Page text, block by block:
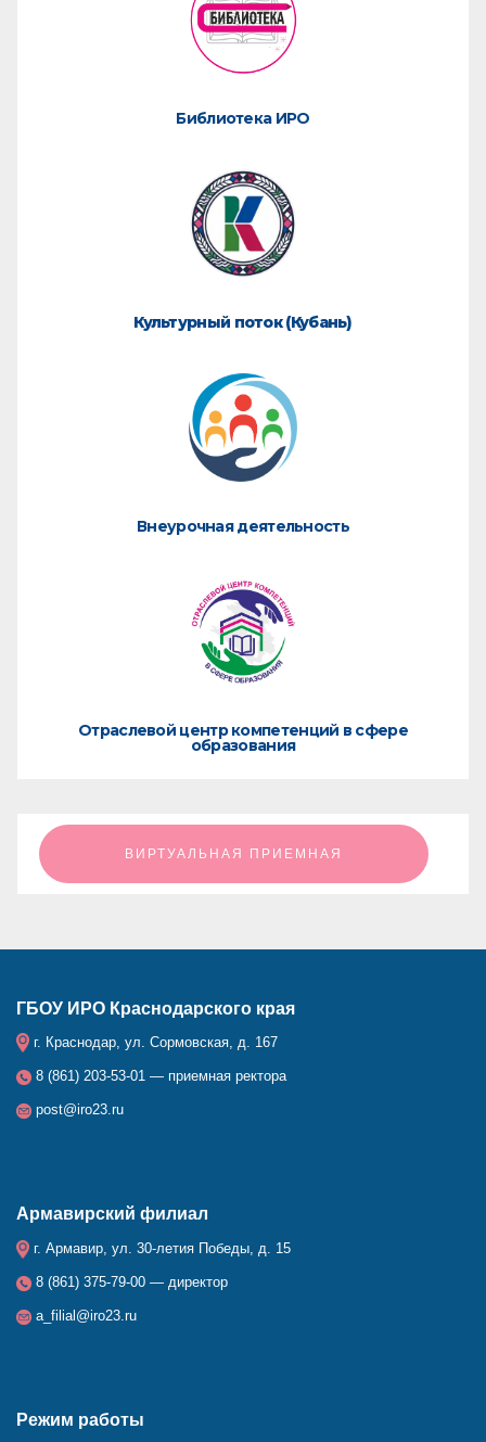
Библиотека ИРО
Культурный поток (Кубань)
Внеурочная деятельность
Отраслевой центр компетенций в сфере
образования
ㅤㅤㅤㅤㅤㅤㅤㅤㅤВИРТУАЛЬНАЯ ПРИЕМНАЯㅤㅤㅤㅤㅤㅤㅤㅤㅤ
ГБОУ ИРО Краснодарского края
г. Краснодар, ул. Сормовская, д. 167
8 (861) 203-53-01 — приемная ректора
post@iro23.ru
Армавирский филиал
г. Армавир, ул. 30-летия Победы, д. 15
8 (861) 375-79-00 — директор
a_filial@iro23.ru
Режим работы